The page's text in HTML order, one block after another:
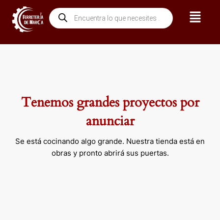
contenido
Búsqueda
de
productos
Menú
Tenemos grandes proyectos por
anunciar
Se está cocinando algo grande. Nuestra tienda está en
obras y pronto abrirá sus puertas.